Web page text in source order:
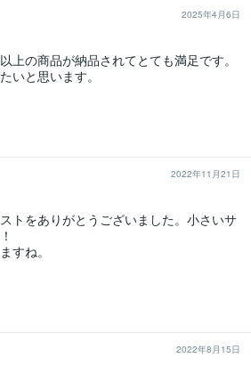
2025年4月6日
上の商品が納品されてとても満足です。
いと思います。
2022年11月21日
トをありがとうございました。小さいサ
すね。
2022年8月15日